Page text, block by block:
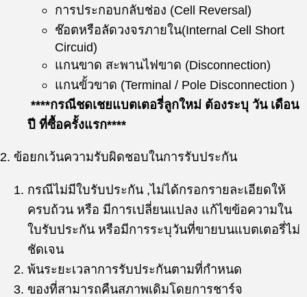
การประกอบกลับช่อง (Cell Reversal)
ช๊อตหรือลัดวงจรภายใน(Internal Cell Short
Circuid)
แกนขาด สะพานไฟขาด (Disconnection)
แกนขั้วขาด (Terminal / Pole Disconnection )
****กรณีชดเชยแบตเตอรี่ลูกใหม่ ต้องระบุ วัน เดือน
ปี ที่ซื้อครั้งแรก****
2. ข้อยกเว้นความรับผิดชอบในการรับประกัน
กรณีไม่มีใบรับประกัน ,ไม่ได้กรอกรายละเอียดให้
ครบถ้วน หรือ มีการเปลี่ยนแปลง แก้ไขข้อความใน
ใบรับประกัน หรือมีการระบุวันที่ขายบนแบตเตอรี่ไม่
ชัดเจน
พ้นระยะเวลาการรับประกันตามที่กำหนด
ของที่สามารถคืนสภาพเดิมโดยการชาร์จ